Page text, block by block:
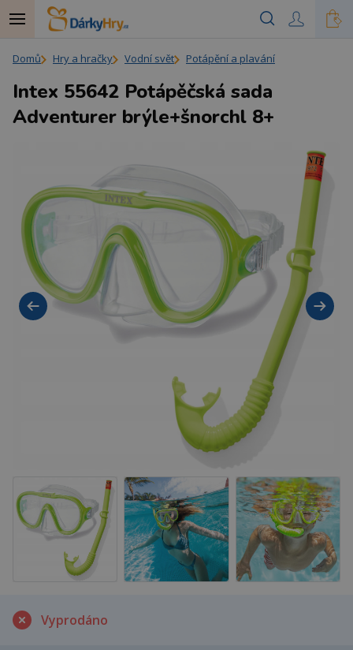
Domů Hry a hračky Vodní svět Potápění a plavání
Vyprodáno
Intex 55642 Potápěčská sada
Adventurer brýle+šnorchl 8+